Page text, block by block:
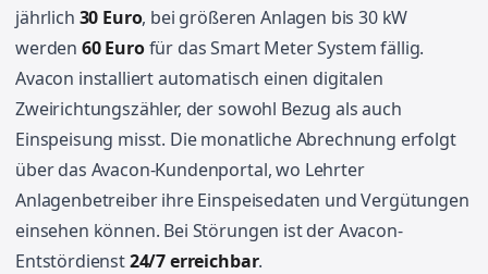
jährlich 30 Euro, bei größeren Anlagen bis 30 kW
werden 60 Eurofür das Smart Meter System fällig.
Avacon installiert automatisch einen digitalen
Zweirichtungszähler, der sowohl Bezug als auch
Einspeisung misst. Die monatliche Abrechnung erfolgt
über das Avacon-Kundenportal, wo Lehrter
Anlagenbetreiber ihre Einspeisedaten und Vergütungen
einsehen können. Bei Störungen ist der Avacon-
Entstördienst24/7 erreichbar.